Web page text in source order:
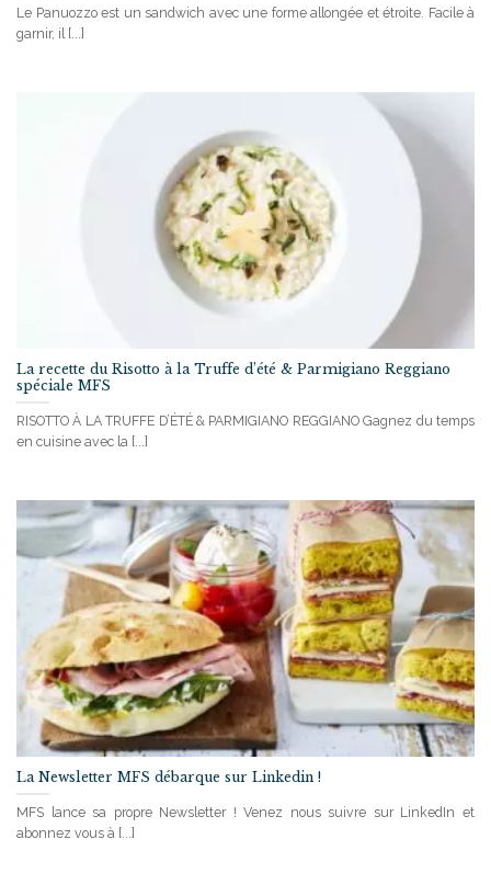
Le Panuozzo est un sandwich avec une forme allongée et étroite. Facile à
garnir, il [...]
La recette du Risotto à la Truffe d’été & Parmigiano Reggiano
spéciale MFS
RISOTTO À LA TRUFFE D’ÉTÉ & PARMIGIANO REGGIANO Gagnez du temps
en cuisine avec la [...]
La Newsletter MFS débarque sur Linkedin !
MFS lance sa propre Newsletter ! Venez nous suivre sur LinkedIn et
abonnez vous à [...]